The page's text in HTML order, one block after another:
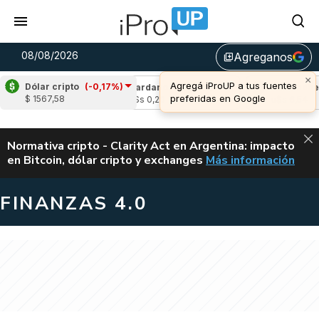
08/08/2026 library_addAgreganos
×
Agregá iProUP a tus fuentes
preferidas en Google
Dólar cripto (-0,17%)
$ 1567,58
(-0,06%)
Cardano
(-0,83%)
u$s 0,20
Avalanche
u$s 6,54
ALERTA
Normativa cripto - Clarity Act en Argentina: impacto
en Bitcoin, dólar cripto y exchanges CLARITY ACT EN
Más información
FINANZAS 4.0